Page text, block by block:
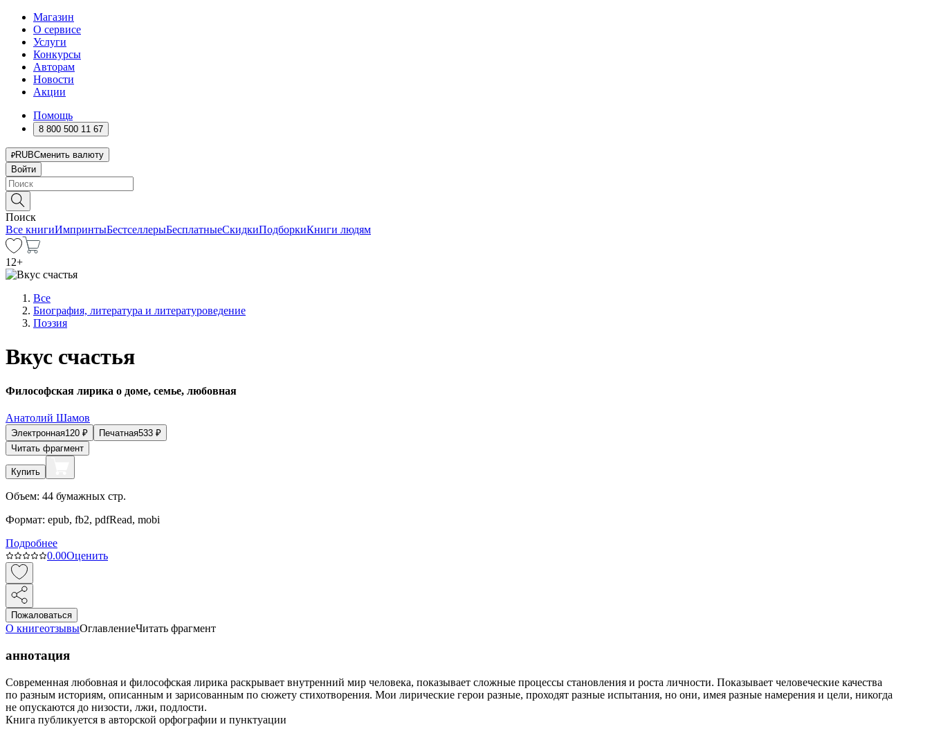
Магазин
О сервисе
Услуги
Конкурсы
Авторам
Новости
Акции
Помощь
8 800 500 11 67
RUBСменить валюту
Войти
Поиск
Все книгиИмпринтыБестселлерыБесплатныеСкидкиПодборкиКниги людям
12+
Все
Биография, литература и литературоведение
Поэзия
Вкус счастья
Философская лирика о доме, семье, любовная
Анатолий Шамов
Электронная120 ₽ Печатная533 ₽
Читать фрагмент
Купить
Объем: 44 бумажных стр.
Формат: epub, fb2, pdfRead, mobi
Подробнее
0.00Оценить
Пожаловаться
О книгеотзывыОглавлениеЧитать фрагмент
аннотация
Современная любовная и философская лирика раскрывает внутренний мир человека, показывает сложные процессы становления и роста личности. Показывает человеческие качества
по разным историям, описанным и зарисованным по сюжету стихотворения. Мои лирические герои разные, проходят разные испытания, но они, имея разные намерения и цели, никогда
не опускаются до низости, лжи, подлости.
Книга публикуется в авторской орфографии и пунктуации